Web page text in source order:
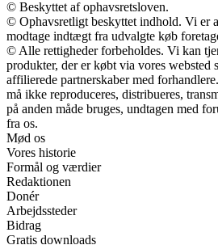
© Beskyttet af ophavsretsloven.
© Ophavsretligt beskyttet indhold. Vi er
modtage indtægt fra udvalgte køb
© Alle rettigheder forbeholdes. Vi kan
produkter, der er købt via vores websted
affilierede partnerskaber med
må ikke reproduceres, distribueres,
på anden måde bruges, undtagen med
fra os.
Mød os
Vores historie
Formål og værdier
Redaktionen
Donér
Arbejdssteder
Bidrag
Gratis downloads